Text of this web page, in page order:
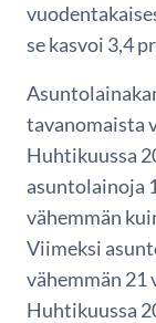
se kasvoi 3,4
tavanomaista
Huhtikuussa
asuntolainoja
vähemmän
Viimeksi
vähemmän 21
Huhtikuussa